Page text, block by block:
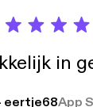
in
eertje68App